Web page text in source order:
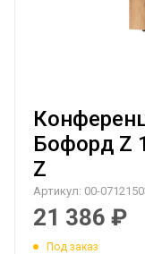
Бофорд Z
Z
Артикул: 00-
21 386 ₽
Под заказ